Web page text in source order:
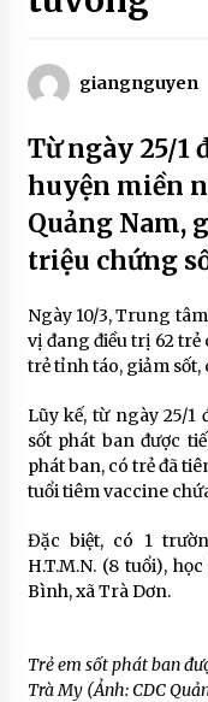
giangnguyen
Từ ngày 25/1
huyện miền
Quảng Nam,
triệu chứng
Ngày 10/3, Trung
vị đang điều trị 62 trẻ
trẻ tỉnh táo, giảm sốt,
Lũy kế, từ ngày 25/1
sốt phát ban được
phát ban, có trẻ đã
tuổi tiêm vaccine
Đặc biệt, có 1
H.T.M.N. (8 tuổi),
Bình, xã Trà Dơn.
Trẻ em sốt phát ban
Trà My (Ảnh: CDC